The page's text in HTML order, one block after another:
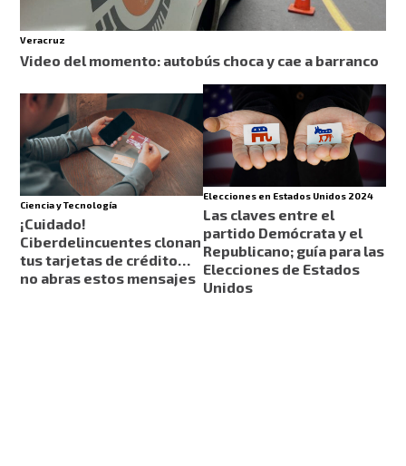
Veracruz
Video del momento: autobús choca y cae a barranco
Ciencia y Tecnología
¡Cuidado!
Ciberdelincuentes clonan
tus tarjetas de crédito…
no abras estos mensajes
Elecciones en Estados Unidos 2024
Las claves entre el
partido Demócrata y el
Republicano; guía para las
Elecciones de Estados
Unidos